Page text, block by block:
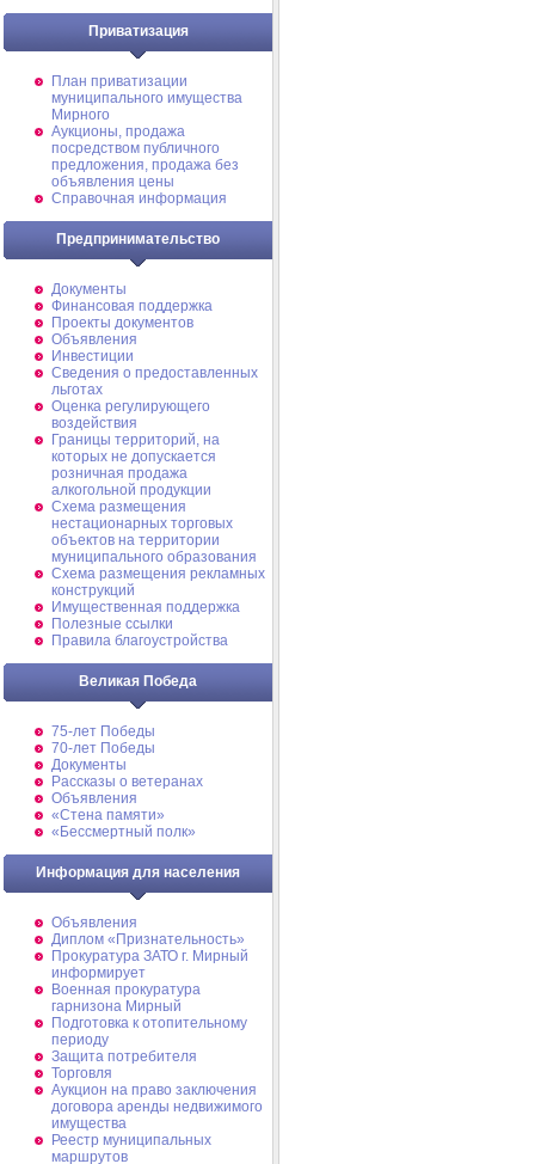
Приватизация
План приватизации
муниципального имущества
Мирного
Аукционы, продажа
посредством публичного
предложения, продажа без
объявления цены
Справочная информация
Предпринимательство
Документы
Финансовая поддержка
Проекты документов
Объявления
Инвестиции
Сведения о предоставленных
льготах
Оценка регулирующего
воздействия
Границы территорий, на
которых не допускается
розничная продажа
алкогольной продукции
Схема размещения
нестационарных торговых
объектов на территории
муниципального образования
Схема размещения рекламных
конструкций
Имущественная поддержка
Полезные ссылки
Правила благоустройства
Великая Победа
75-лет Победы
70-лет Победы
Документы
Рассказы о ветеранах
Объявления
«Стена памяти»
«Бессмертный полк»
Информация для населения
Объявления
Диплом «Признательность»
Прокуратура ЗАТО г. Мирный
информирует
Военная прокуратура
гарнизона Мирный
Подготовка к отопительному
периоду
Защита потребителя
Торговля
Аукцион на право заключения
договора аренды недвижимого
имущества
Реестр муниципальных
маршрутов